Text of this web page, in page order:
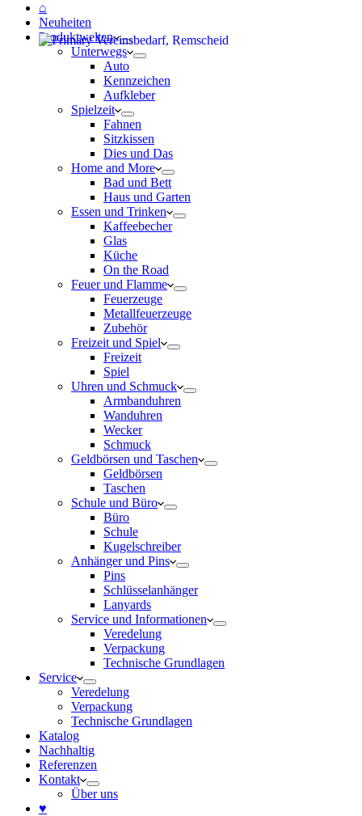
⌂
Neuheiten
Produktwelten
Unterwegs
Auto
Kennzeichen
Aufkleber
Spielzeit
Fahnen
Sitzkissen
Dies und Das
Home and More
Bad und Bett
Haus und Garten
Essen und Trinken
Kaffeebecher
Glas
Küche
On the Road
Feuer und Flamme
Feuerzeuge
Metallfeuerzeuge
Zubehör
Freizeit und Spiel
Freizeit
Spiel
Uhren und Schmuck
Armbanduhren
Wanduhren
Wecker
Schmuck
Geldbörsen und Taschen
Geldbörsen
Taschen
Schule und Büro
Büro
Schule
Kugelschreiber
Anhänger und Pins
Pins
Schlüsselanhänger
Lanyards
Service und Informationen
Veredelung
Verpackung
Technische Grundlagen
Service
Veredelung
Verpackung
Technische Grundlagen
Katalog
Nachhaltig
Referenzen
Kontakt
Über uns
♥